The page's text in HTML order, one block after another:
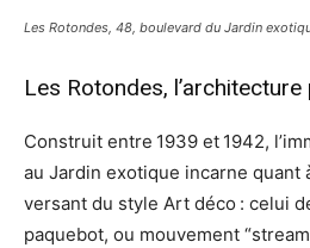
Les Rotondes, 48, boulevard du Jardin
Les Rotondes,
Construit entre 1939 et 1942,
au Jardin exotique incarne quant
versant du style Art déco : celui
paquebot, ou mouvement